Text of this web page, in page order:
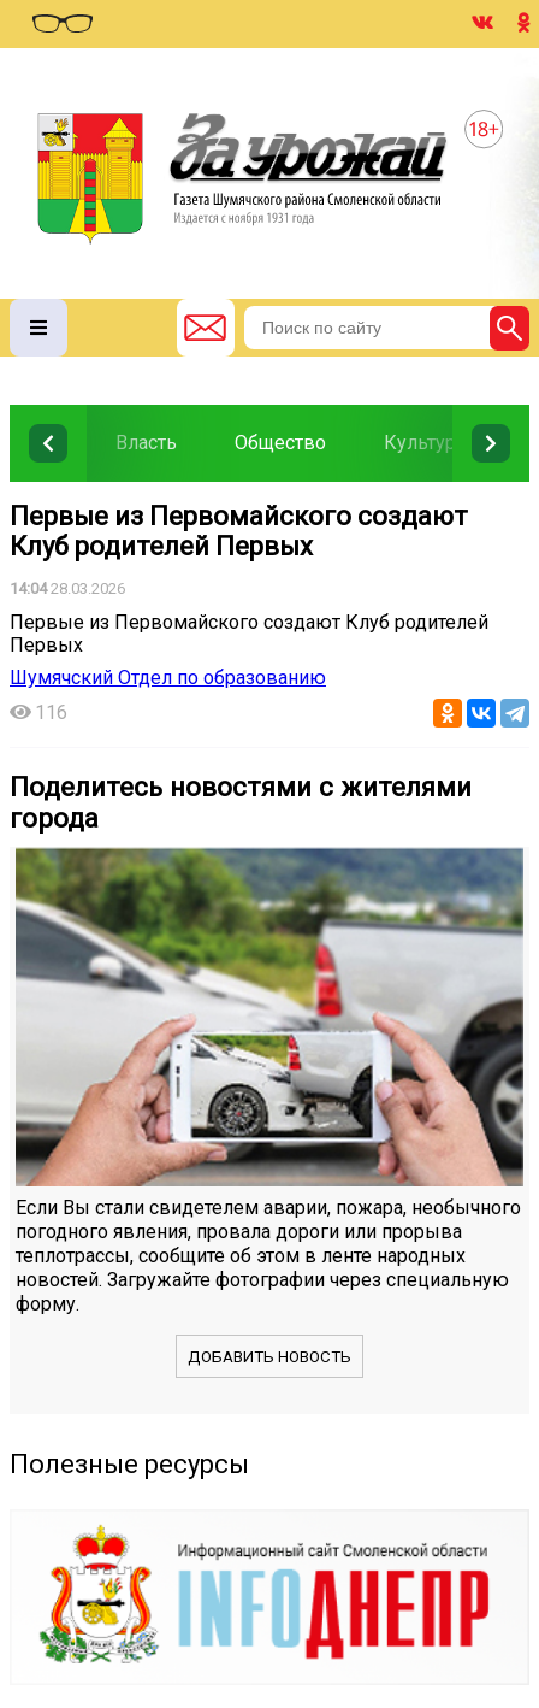
Власть Общество Культура
Первые из Первомайского создают
Клуб родителей Первых
14:0428.03.2026
Первые из Первомайского создают Клуб родителей
Первых
Шумячский Отдел по образованию
116
Поделитесь новостями с жителями
города
Если Вы стали свидетелем аварии, пожара, необычного
погодного явления, провала дороги или прорыва
теплотрассы, сообщите об этом в ленте народных
новостей. Загружайте фотографии через специальную
форму.
ДОБАВИТЬ НОВОСТЬ
Полезные ресурсы